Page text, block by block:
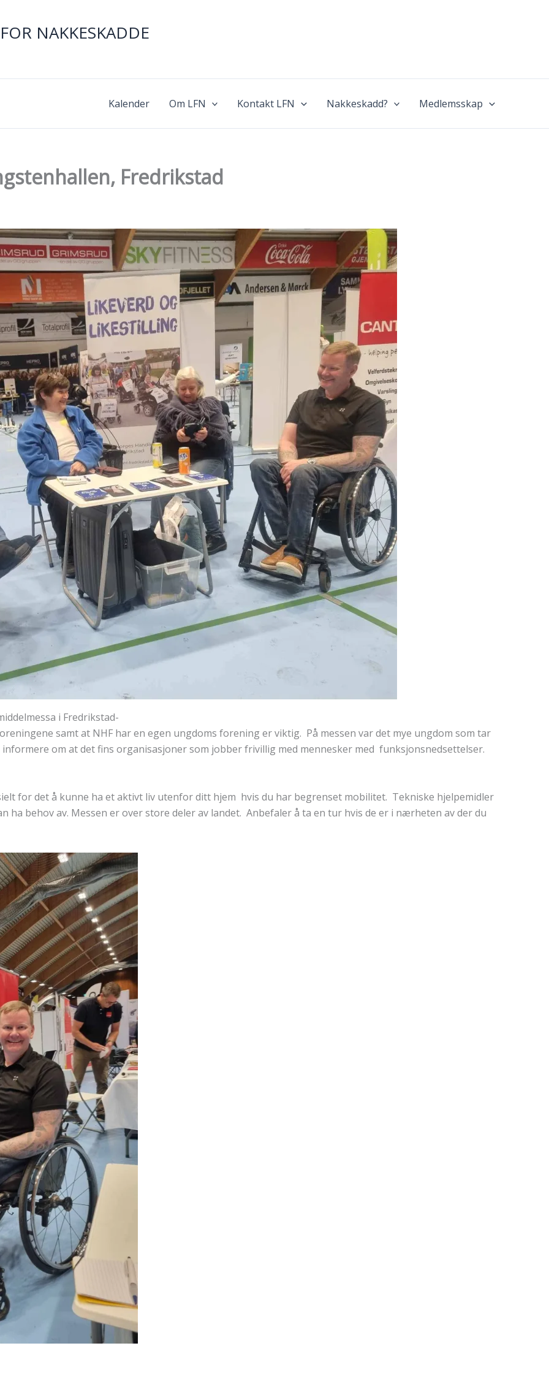
NAKKESKADDE
Kalender Om LFN Kontakt LFN Nakkeskadd? Medlemsskap
Fredrikstad
i Fredrikstad-
samt at NHF har en egen ungdoms forening er viktig. På messen var det mye ungdom som tar
om at det fins organisasjoner som jobber frivillig med mennesker med funksjonsnedsettelser.
for det å kunne ha et aktivt liv utenfor ditt hjem hvis du har begrenset mobilitet. Tekniske hjelpemidler
ha behov av. Messen er over store deler av landet. Anbefaler å ta en tur hvis de er i nærheten av der du